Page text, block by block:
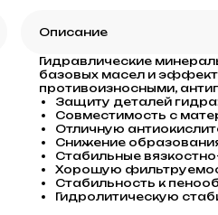
Описание
Гидравлические
базовых масел и
противоизносными,
Защиту деталей
Совместимость с
Отличную
Снижение
Стабильные
Хорошую
Стабильность к
Гидролитическую